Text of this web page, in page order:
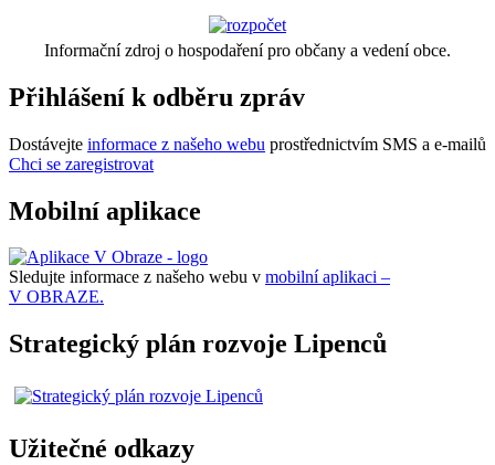
Informační zdroj o hospodaření pro občany a vedení obce.
Přihlášení k odběru zpráv
Dostávejte informace z našeho webu prostřednictvím SMS a e-mailů
Chci se zaregistrovat
Mobilní aplikace
Sledujte informace z našeho webu v mobilní aplikaci –
V OBRAZE.
Strategický plán rozvoje Lipenců
Užitečné odkazy